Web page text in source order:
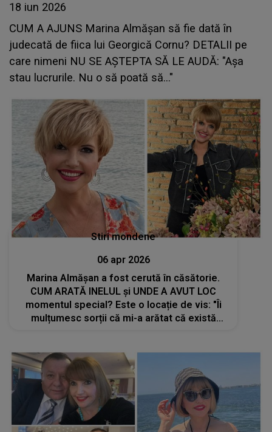
18 iun 2026
CUM A AJUNS Marina Almășan să fie dată în
judecată de fiica lui Georgică Cornu? DETALII pe
care nimeni NU SE AȘTEPTA SĂ LE AUDĂ: "Așa
stau lucrurile. Nu o să poată să..."
Stiri mondene
06 apr 2026
Marina Almășan a fost cerută în căsătorie.
CUM ARATĂ INELUL și UNDE A AVUT LOC
momentul special? Este o locație de vis: "Îi
mulțumesc sorții că mi-a arătat că există